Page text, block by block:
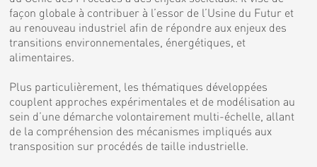
façon globale à contribuer à l’essor de l’Usine du Futur et
au renouveau industriel afin de répondre aux enjeux des
transitions environnementales, énergétiques, et
alimentaires.
Plus particulièrement, les thématiques développées
couplent approches expérimentales et de modélisation au
sein d’une démarche volontairement multi-échelle, allant
de la compréhension des mécanismes impliqués aux
transposition sur procédés de taille industrielle.